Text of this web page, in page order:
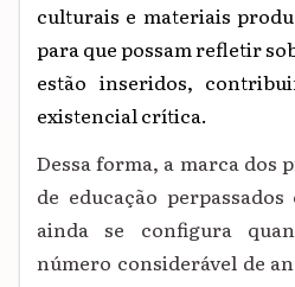
culturais e materiais
para que possam refletir
estão inseridos,
existencialcrítica.
Dessa forma, a marca dos
de educação
ainda se configura
número considerável de